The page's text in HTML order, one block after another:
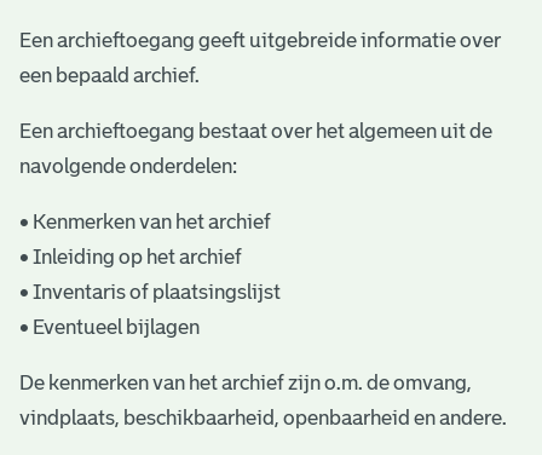
a
r
i
ë
l
e
a
c
h
Een archieftoegang geeft uitgebreide informatie over
een bepaald archief.
Een archieftoegang bestaat over het algemeen uit de
navolgende onderdelen:
• Kenmerken van het archief
• Inleiding op het archief
• Inventaris of plaatsingslijst
• Eventueel bijlagen
De kenmerken van het archief zijn o.m. de omvang,
vindplaats, beschikbaarheid, openbaarheid en andere.